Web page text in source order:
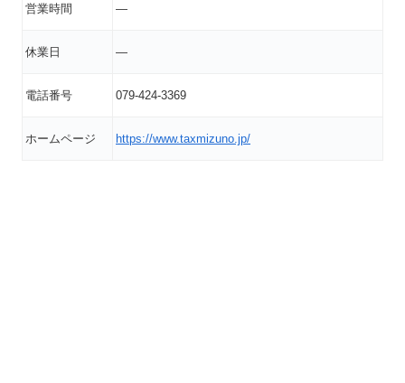
営業時間 ―
休業日 ―
電話番号 079-424-3369
ホームページ https://www.taxmizuno.jp/